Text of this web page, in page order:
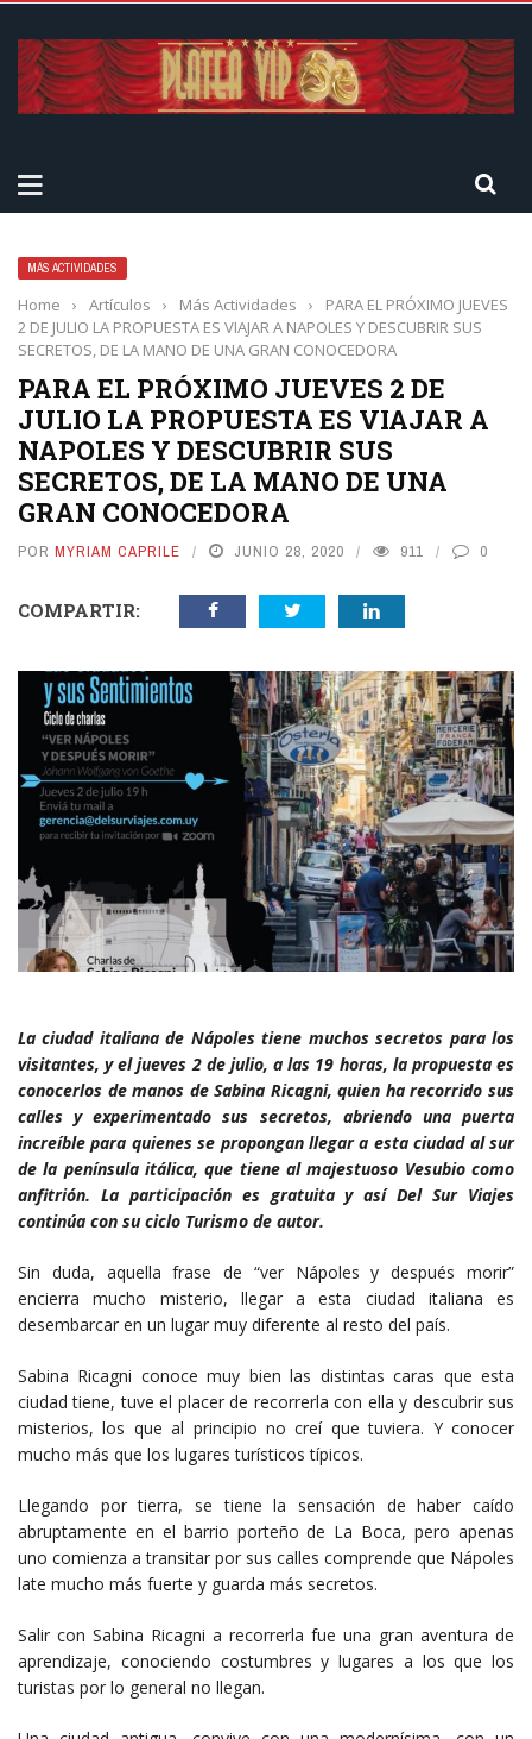
MÁS ACTIVIDADES
Home › Artículos › Más Actividades ›
PARA EL PRÓXIMO JUEVES
2 DE JULIO LA PROPUESTA ES VIAJAR A NAPOLES Y DESCUBRIR SUS
SECRETOS, DE LA MANO DE UNA GRAN CONOCEDORA
PARA EL PRÓXIMO JUEVES 2 DE
JULIO LA PROPUESTA ES VIAJAR A
NAPOLES Y DESCUBRIR SUS
SECRETOS, DE LA MANO DE UNA
GRAN CONOCEDORA
POR MYRIAM CAPRILE JUNIO 28, 2020 911 0
COMPARTIR:
La ciudad italiana de Nápoles tiene muchos secretos para los
visitantes, y el jueves 2 de julio, a las 19 horas, la propuesta es
conocerlos de manos de Sabina Ricagni, quien ha recorrido sus
calles y experimentado sus secretos, abriendo una puerta
increíble para quienes se propongan llegar a esta ciudad al sur
de la península itálica, que tiene al majestuoso Vesubio como
anfitrión. La participación es gratuita y así Del Sur Viajes
continúa con su ciclo Turismo de autor.
Sin duda, aquella frase de “ver Nápoles y después morir”
encierra mucho misterio, llegar a esta ciudad italiana es
desembarcar en un lugar muy diferente al resto del país.
Sabina Ricagni conoce muy bien las distintas caras que esta
ciudad tiene, tuve el placer de recorrerla con ella y descubrir sus
misterios, los que al principio no creí que tuviera. Y conocer
mucho más que los lugares turísticos típicos.
Llegando por tierra, se tiene la sensación de haber caído
abruptamente en el barrio porteño de La Boca, pero apenas
uno comienza a transitar por sus calles comprende que Nápoles
late mucho más fuerte y guarda más secretos.
Salir con Sabina Ricagni a recorrerla fue una gran aventura de
aprendizaje, conociendo costumbres y lugares a los que los
turistas por lo general no llegan.